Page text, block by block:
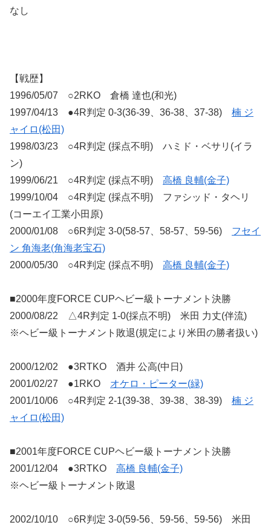
なし
【戦歴】
1996/05/07 ○2RKO 倉橋 達也(和光)
1997/04/13 ●4R判定 0-3(36-39、36-38、37-38) 楠 ジ
ャイロ(松田)
1998/03/23 ○4R判定 (採点不明) ハミド・ベサリ(イラ
ン)
1999/06/21 ○4R判定 (採点不明) 高橋 良輔(金子)
1999/10/04 ○4R判定 (採点不明) ファシッド・タヘリ
(コーエイ工業小田原)
2000/01/08 ○6R判定 3-0(58-57、58-57、59-56) フセイ
ン 角海老(角海老宝石)
2000/05/30 ○4R判定 (採点不明) 高橋 良輔(金子)
■2000年度FORCE CUPヘビー級トーナメント決勝
2000/08/22 △4R判定 1-0(採点不明) 米田 力丈(伴流)
※ヘビー級トーナメント敗退(規定により米田の勝者扱い)
2000/12/02 ●3RTKO 酒井 公高(中日)
2001/02/27 ●1RKO オケロ・ピーター(緑)
2001/10/06 ○4R判定 2-1(39-38、39-38、38-39) 楠 ジ
ャイロ(松田)
■2001年度FORCE CUPヘビー級トーナメント決勝
2001/12/04 ●3RTKO 高橋 良輔(金子)
※ヘビー級トーナメント敗退
2002/10/10 ○6R判定 3-0(59-56、59-56、59-56) 米田